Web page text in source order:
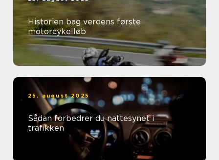
Historien bag verdens første
motorcykelløb
25. august 2025
Sådan forbedrer du nattesynet i
trafikken